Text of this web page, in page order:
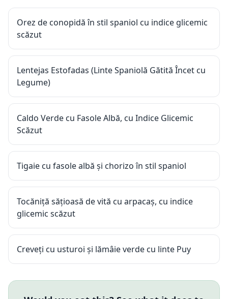
Orez de conopidă în stil spaniol cu indice glicemic
scăzut
Lentejas Estofadas (Linte Spaniolă Gătită Încet cu
Legume)
Caldo Verde cu Fasole Albă, cu Indice Glicemic
Scăzut
Tigaie cu fasole albă și chorizo în stil spaniol
Tocăniță sățioasă de vită cu arpacaș, cu indice
glicemic scăzut
Creveți cu usturoi și lămâie verde cu linte Puy